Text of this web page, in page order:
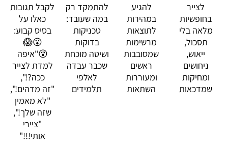
לצייר
בחופשיות
מלאה בלי
תסכול,
ייאוש,
ניחושים
ומחיקות
שמדכאות
להגיע
במהירות
לתוצאות
מרשימות
שמסובבות
ראשים
ומעוררות
השתאות
להתמקד רק
במה שעובד:
טכניקות
בדוקות
ושיטה מוכחת
שכבר עבדה
לאלפי
תלמידים
לקבל תגובות
כאלו על
בסיס קבוע:
😮😱
😵"איפה
למדת לצייר
ככה?!",
"זה מדהים!",
"לא מאמין
שזה שלך!",
"ציירי
אותי!!!"